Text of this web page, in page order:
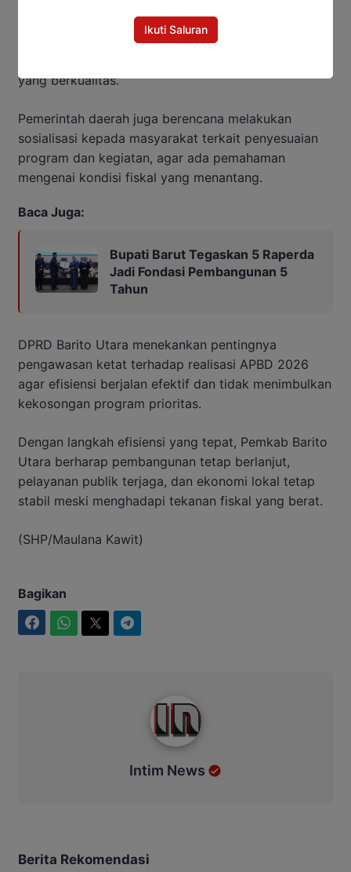
Sekda memastikan efisiensi anggaran 2026
dilakukan secara transparan dan akuntabel, sehingga
yang berkualitas.
Pemerintah daerah juga berencana melakukan
sosialisasi kepada masyarakat terkait penyesuaian
program dan kegiatan, agar ada pemahaman
mengenai kondisi fiskal yang menantang.
Baca Juga:
Bupati Barut Tegaskan 5 Raperda
Jadi Fondasi Pembangunan 5
Tahun
DPRD Barito Utara menekankan pentingnya
pengawasan ketat terhadap realisasi APBD 2026
agar efisiensi berjalan efektif dan tidak menimbulkan
kekosongan program prioritas.
Dengan langkah efisiensi yang tepat, Pemkab Barito
Utara berharap pembangunan tetap berlanjut,
pelayanan publik terjaga, dan ekonomi lokal tetap
stabil meski menghadapi tekanan fiskal yang berat.
(SHP/Maulana Kawit)
Bagikan
Intim News
Berita Rekomendasi
Ikuti Saluran